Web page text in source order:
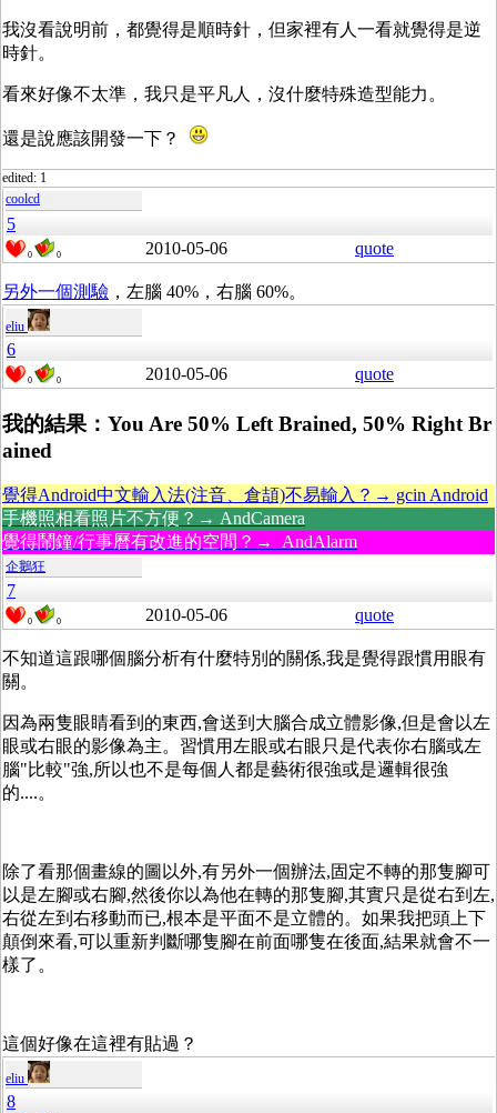
我沒看說明前，都覺得是順時針，但家裡有人一看就覺得是逆
時針。
看來好像不太準，我只是平凡人，沒什麼特殊造型能力。
還是說應該開發一下？
edited: 1
coolcd
5
0 0 2010-05-06 quote
另外一個測驗 ，左腦 40%，右腦 60%。
eliu
6
0 0 2010-05-06 quote
我的結果：You Are 50% Left Brained, 50% Right Br
ained
覺得Android中文輸入法(注音、倉頡)不易輸入？→ gcin Android
手機照相看照片不方便？→ AndCamera
覺得鬧鐘/行事曆有改進的空間？→ AndAlarm
企鵝狂
7
0 0 2010-05-06 quote
不知道這跟哪個腦分析有什麼特別的關係,我是覺得跟慣用眼有
關。
因為兩隻眼睛看到的東西,會送到大腦合成立體影像,但是會以左
眼或右眼的影像為主。習慣用左眼或右眼只是代表你右腦或左
腦"比較"強,所以也不是每個人都是藝術很強或是邏輯很強
的....。
除了看那個畫線的圖以外,有另外一個辦法,固定不轉的那隻腳可
以是左腳或右腳,然後你以為他在轉的那隻腳,其實只是從右到左,
右從左到右移動而已,根本是平面不是立體的。如果我把頭上下
顛倒來看,可以重新判斷哪隻腳在前面哪隻在後面,結果就會不一
樣了。
這個好像在這裡有貼過？
eliu
8